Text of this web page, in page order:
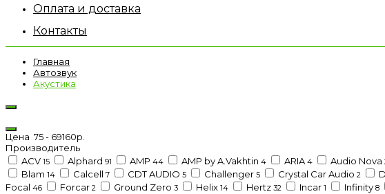
Оплата и доставка
Контакты
Главная
Автозвук
Акустика
Цена 75- 69160р.
Производитель
ACV 15 Alphard 91 AMP 44 AMP by A.Vakhtin 4 ARIA 4 Audio Nova
Blam 14 Calcell 7 CDT AUDIO 5 Challenger 5 Crystal Car Audio 2
Focal 46 Forcar 2 Ground Zero 3 Helix 14 Hertz 32 Incar 1 Infinity 8